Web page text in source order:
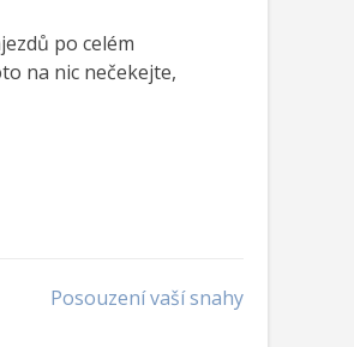
po celém
na nic nečekejte,
Posouzení vaší snahy